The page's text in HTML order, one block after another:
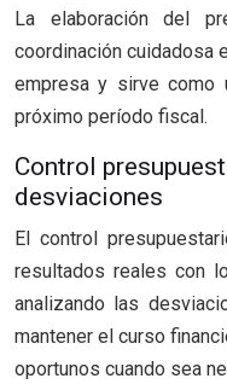
La elaboración del
coordinación cuidadosa
empresa y sirve como
próximo período fiscal.
Control
desviaciones
El control
resultados reales con
analizando las
mantener el curso
oportunos cuando sea